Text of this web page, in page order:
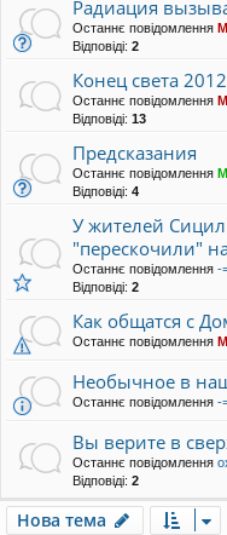
Радиация
Останнє повідомлення
Відповіді: 2
Конец света
Останнє повідомлення
Відповіді: 13
Предсказания
Останнє повідомлення
Відповіді: 4
У жителей
"перескочили"
Останнє повідомлення -
Відповіді: 2
Как общатся с
Останнє повідомлення
Необычное в
Останнє повідомлення -
Вы верите в
Останнє повідомлення
Відповіді: 2
Нова тема